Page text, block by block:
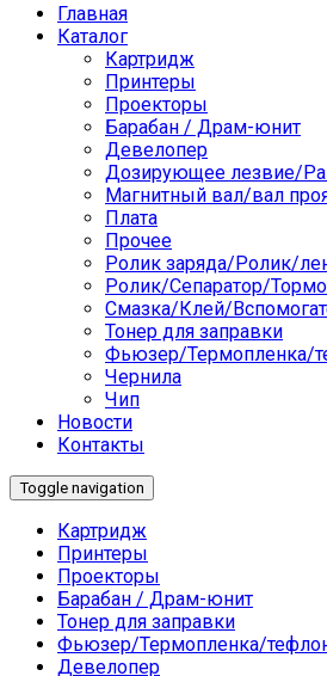
Главная
Каталог
Картридж
Принтеры
Проекторы
Барабан / Драм-юнит
Девелопер
Дозирующее лезвие/
Магнитный вал/вал
Плата
Прочее
Ролик заряда/Ролик/
Ролик/Сепаратор/
Смазка/Клей/
Тонер для заправки
Фьюзер/Термопленка/
Чернила
Чип
Новости
Контакты
Toggle navigation
Картридж
Принтеры
Проекторы
Барабан / Драм-юнит
Тонер для заправки
Фьюзер/Термопленка/
Девелопер